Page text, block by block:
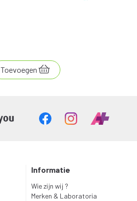
Toevoegen
Informatie
Wie zijn wij ?
Merken & Laboratoria